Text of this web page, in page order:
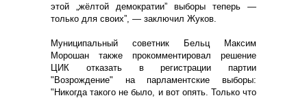
этой „жёлтой демократии” выборы теперь —
только для своих”, — заключил Жуков.
Муниципальный советник Бельц Максим
Морошан также прокомментировал решение
ЦИК отказать в регистрации партии
"Возрождение" на парламентские выборы:
"Никогда такого не было, и вот опять. Только что